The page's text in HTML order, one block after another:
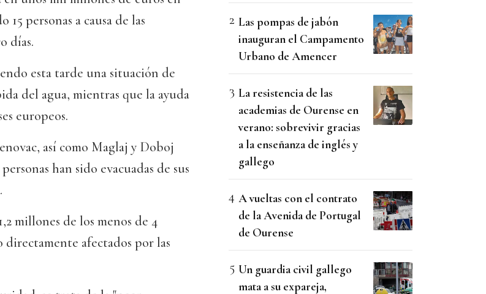
personas a causa de las
días.
esta tarde una situación de
del agua, mientras que la ayuda
europeos.
así como Maglaj y Doboj
han sido evacuadas de sus
millones de los menos de 4
afectados por las
Las pompas de jabón
inauguran el Campamento
Urbano de Amencer
La resistencia de las
academias de Ourense en
verano: sobrevivir gracias
a la enseñanza de inglés y
gallego
A vueltas con el contrato
de la Avenida de Portugal
de Ourense
Un guardia civil gallego
mata a su expareja,